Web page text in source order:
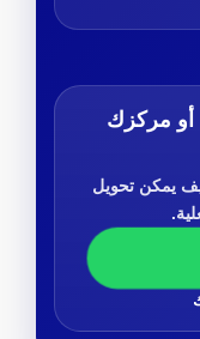
أو مركزك
يمكن تحويل